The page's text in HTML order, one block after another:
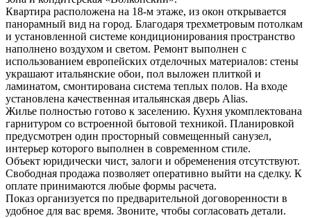
Квартира расположена на 18-м этаже, из окон открывается
панорамный вид на город. Благодаря трехметровым потолкам
и установленной системе кондиционирования пространство
наполнено воздухом и светом. Ремонт выполнен с
использованием европейских отделочных материалов: стены
украшают итальянские обои, пол выложен плиткой и
ламинатом, смонтирована система теплых полов. На входе
установлена качественная итальянская дверь Alias.
Жилье полностью готово к заселению. Кухня укомплектована
гарнитуром со встроенной бытовой техникой. Планировкой
предусмотрен один просторный совмещенный санузел,
интерьер которого выполнен в современном стиле.
Объект юридически чист, залоги и обременения отсутствуют.
Свободная продажа позволяет оперативно выйти на сделку. К
оплате принимаются любые формы расчета.
Показ организуется по предварительной договоренности в
удобное для вас время. Звоните, чтобы согласовать детали.